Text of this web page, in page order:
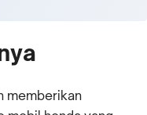
memberikan